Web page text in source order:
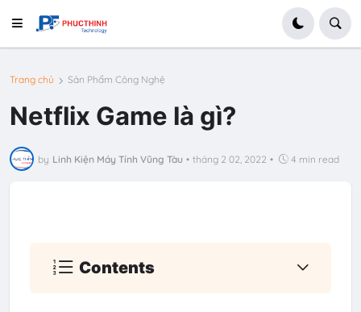
Trang chủ Sản Phẩm Công Nghệ
Netflix Game là gì?
by Linh Kiện Máy Tính Vũng Tàu • tháng 2 02, 2022 • 4 min read
Contents